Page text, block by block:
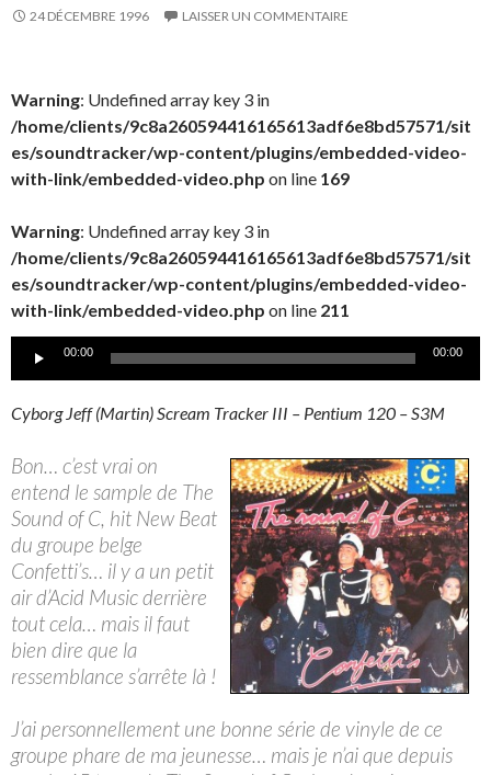
24 DÉCEMBRE 1996 LAISSER UN COMMENTAIRE
Warning: Undefined array key 3 in
/home/clients/9c8a260594416165613adf6e8bd57571/sit
es/soundtracker/wp-content/plugins/embedded-video-
with-link/embedded-video.php on line 169
Warning: Undefined array key 3 in
/home/clients/9c8a260594416165613adf6e8bd57571/sit
es/soundtracker/wp-content/plugins/embedded-video-
with-link/embedded-video.php on line 211
Lecteur00:00 00:00
Cyborg Jeff (Martin) Scream Tracker III – Pentium 120 – S3M
Bon… c’est vrai on
entend le sample de The
Sound of C, hit New Beat
du groupe belge
Confetti’s… il y a un petit
air d’Acid Music derrière
tout cela… mais il faut
bien dire que la
ressemblance s’arrête là !
J’ai personnellement une bonne série de vinyle de ce
groupe phare de ma jeunesse… mais je n’ai que depuis